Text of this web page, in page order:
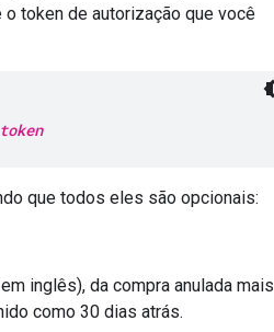
o token de autorização que você
que todos eles são opcionais:
inglês), da compra anulada mais
como 30 dias atrás.